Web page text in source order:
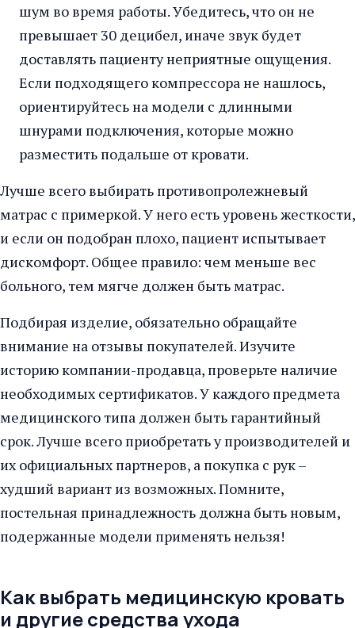
шум во время работы. Убедитесь, что он не
превышает 30 децибел, иначе звук будет
доставлять пациенту неприятные ощущения.
Если подходящего компрессора не нашлось,
ориентируйтесь на модели с длинными
шнурами подключения, которые можно
разместить подальше от кровати.
Лучше всего выбирать противопролежневый
матрас с примеркой. У него есть уровень жесткости,
и если он подобран плохо, пациент испытывает
дискомфорт. Общее правило: чем меньше вес
больного, тем мягче должен быть матрас.
Подбирая изделие, обязательно обращайте
внимание на отзывы покупателей. Изучите
историю компании-продавца, проверьте наличие
необходимых сертификатов. У каждого предмета
медицинского типа должен быть гарантийный
срок. Лучше всего приобретать у производителей и
их официальных партнеров, а покупка с рук –
худший вариант из возможных. Помните,
постельная принадлежность должна быть новым,
подержанные модели применять нельзя!
Как выбрать медицинскую кровать
и другие средства ухода